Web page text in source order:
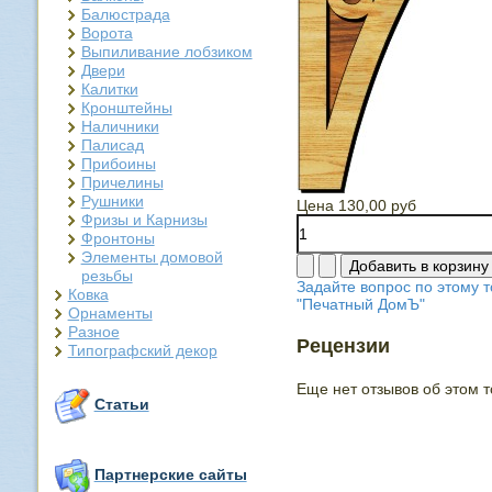
Балюстрада
Ворота
Выпиливание лобзиком
Двери
Калитки
Кронштейны
Наличники
Палисад
Прибоины
Причелины
Рушники
Фризы и Карнизы
Фронтоны
Элементы домовой
резьбы
Ковка
Орнаменты
Разное
Типографский декор
Статьи
Партнерские сайты
Цена 130,00 руб
Задайте вопрос по этому
"Печатный ДомЪ"
Рецензии
Еще нет отзывов об этом